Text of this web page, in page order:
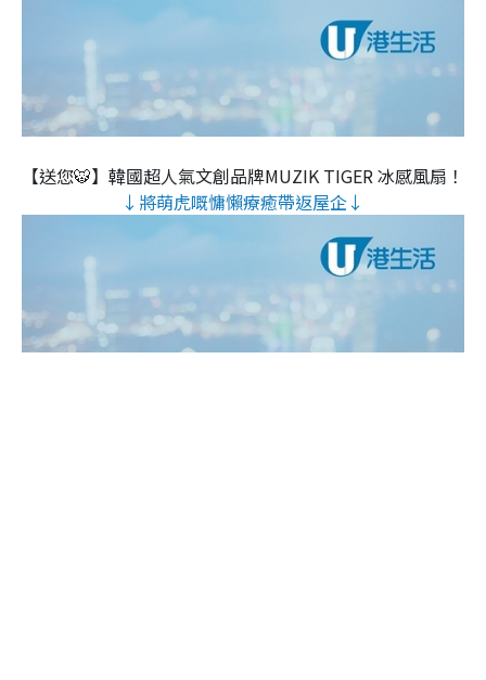
【送您🐯】韓國超人氣文創品牌MUZIK TIGER 冰感風扇！
↓將萌虎嘅慵懶療癒帶返屋企↓